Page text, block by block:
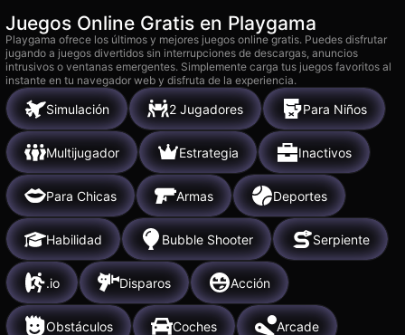
Juegos Online Gratis en Playgama
Playgama ofrece los últimos y mejores juegos online gratis. Puedes disfrutar
jugando a juegos divertidos sin interrupciones de descargas, anuncios
intrusivos o ventanas emergentes. Simplemente carga tus juegos favoritos al
instante en tu navegador web y disfruta de la experiencia.
Simulación 2 Jugadores Para Niños
Multijugador Estrategia Inactivos
Para Chicas Armas Deportes
Habilidad Bubble Shooter Serpiente
.io Disparos Acción
Obstáculos Coches Arcade